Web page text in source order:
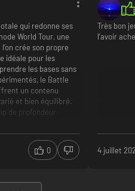
"World Warrior" commence ici.
mon
frotter aux autres.
pour les joueurs
l'apprentissage des
pour le moindre
qui redonne ses
World Tour, une
crée son propre
idéale pour les
les bases sans
le Battle
un contenu
et bien équilibré.
de profondeur
simplifient les
artistique, mêlant
identité visuelle
0
Très bon
l’avoir
4 juillet